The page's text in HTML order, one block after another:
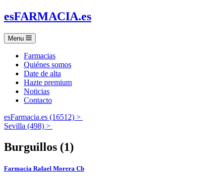
esFARMACIA.es
Menu
Farmacias
Quiénes somos
Date de alta
Hazte premium
Noticias
Contacto
esFarmacia.es (16512) >
Sevilla (498) >
Burguillos (1)
Farmacia Rafael Morera Cb